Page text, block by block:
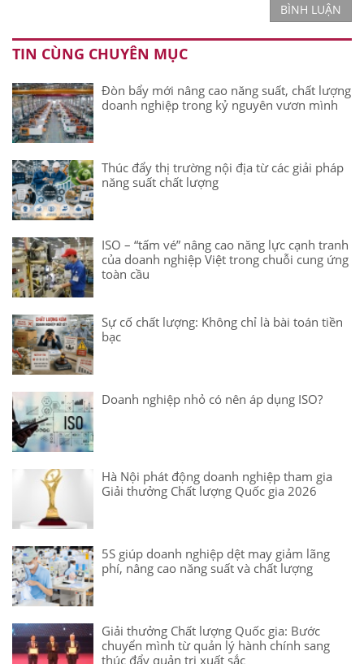
BÌNH LUẬN
TIN CÙNG CHUYÊN MỤC
Đòn bẩy mới nâng cao năng suất, chất lượng
doanh nghiệp trong kỷ nguyên vươn mình
Thúc đẩy thị trường nội địa từ các giải pháp
năng suất chất lượng
ISO – “tấm vé” nâng cao năng lực cạnh tranh
của doanh nghiệp Việt trong chuỗi cung ứng
toàn cầu
Sự cố chất lượng: Không chỉ là bài toán tiền
bạc
Doanh nghiệp nhỏ có nên áp dụng ISO?
Hà Nội phát động doanh nghiệp tham gia
Giải thưởng Chất lượng Quốc gia 2026
5S giúp doanh nghiệp dệt may giảm lãng
phí, nâng cao năng suất và chất lượng
Giải thưởng Chất lượng Quốc gia: Bước
chuyển mình từ quản lý hành chính sang
thúc đẩy quản trị xuất sắc